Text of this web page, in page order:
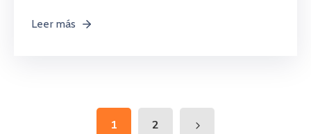
Leer más
1 2